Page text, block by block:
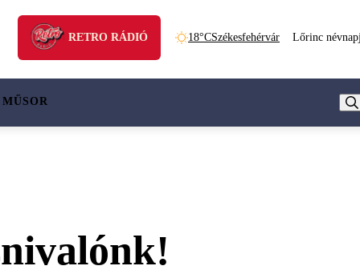
RETRO RÁDIÓ 18°CSzékesfehérvár Lőrinc